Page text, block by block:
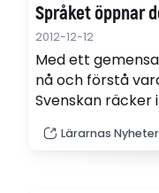
Språket öppnar
2012-12-12
Med ett
nå och förstå
Svenskan räcker
Minst två
slagit fast vad
Lärarnas Nyheter